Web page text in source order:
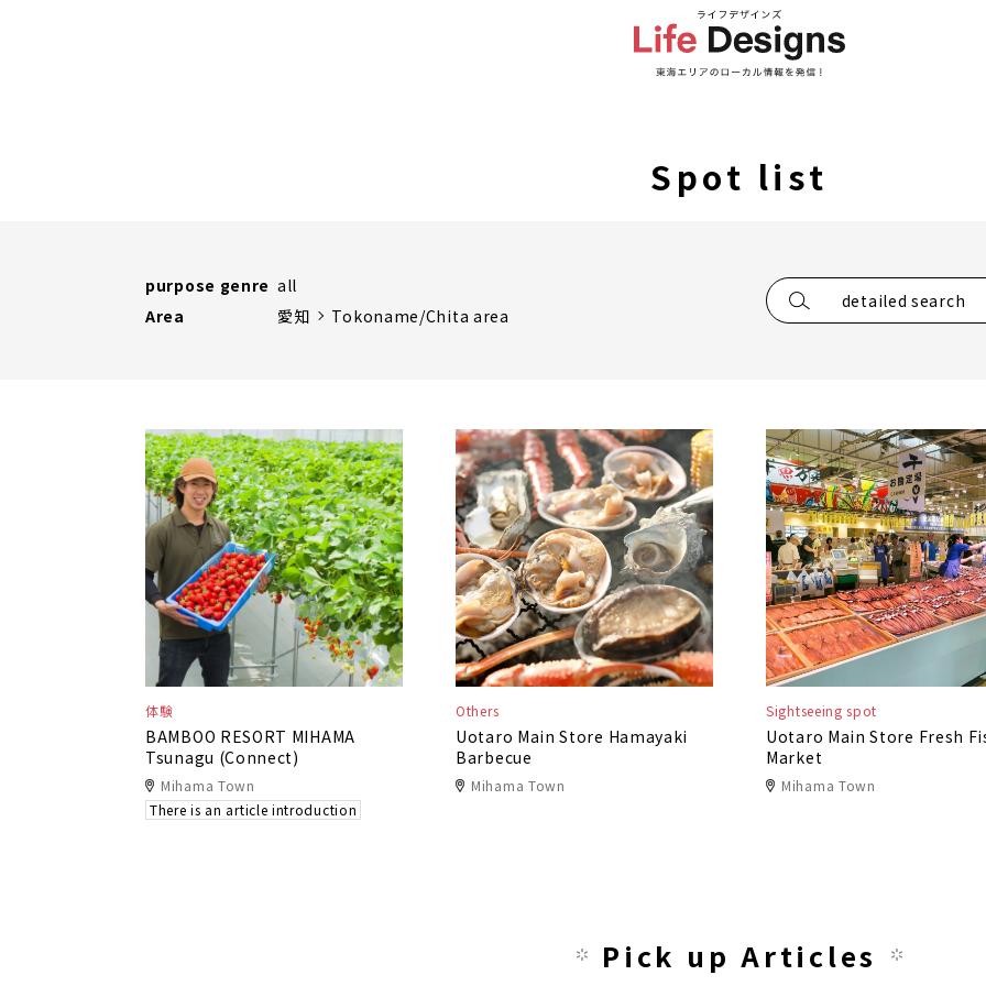
Spot list
purpose genre all
Area
愛知 Tokoname/Chita area
detailed search
体験
BAMBOO RESORT MIHAMA
Tsunagu (Connect)
Mihama Town
There is an article introduction
Others
Uotaro Main Store Hamayaki
Barbecue
Mihama Town
Sightseeing spot
Uotaro Main Store Fresh
Market
Mihama Town
Pick up Articles